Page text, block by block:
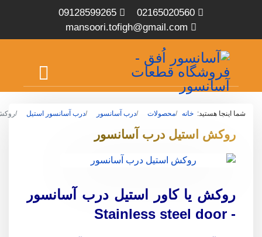
02165020560
09128599265
mansoori.tofigh@gmail.com
شما اینجا هستید: خانه محصولات درب آسانسور درب آسانسور استیل
روکش استیل درب آسانسور
روکش یا کاور استیل درب آسانسور
- Stainless steel doo
r